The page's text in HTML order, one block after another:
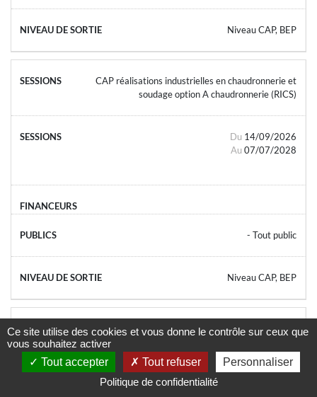
Niveau CAP, BEP
CAP réalisations industrielles en chaudronnerie et
soudage option A chaudronnerie (RICS)
Du 14/09/2026
Au 07/07/2028
- Tout public
Niveau CAP, BEP
Certificat de spécialisation technicien en soudage
Du21/09/2026
Ce site utilise des cookies et vous donne le contrôle sur ceux que
vous souhaitez activer
Tout accepter
Tout refuser
Personnaliser
Politique de confidentialité